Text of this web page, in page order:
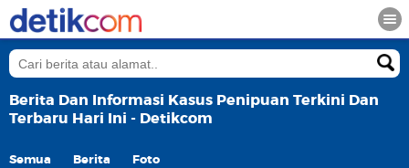
Berita Dan Informasi Kasus Penipuan Terkini Dan
Terbaru Hari Ini - Detikcom
Semua Berita Foto